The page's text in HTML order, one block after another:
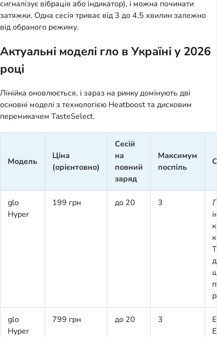
сигналізує вібрація або індикатор), і можна починати
затяжки. Одна сесія триває від 3 до 4,5 хвилин залежно
від обраного режиму.
Актуальні моделі гло в Україні у 2026
році
Лінійка оновлюється, і зараз на ринку домінують дві
основні моделі з технологією Heatboost та дисковим
перемикачем TasteSelect.
Модель
Ціна
(орієнтовно)
Сесій
на
повний
заряд
Максимум
поспіль
glo
Hyper
199 грн до 20 3
glo
Hyper
799 грн до 20 3